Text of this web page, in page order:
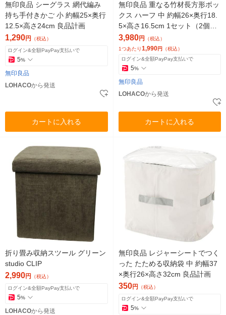
無印良品 シーグラス 網代編み
持ち手付きかご 小 約幅25×奥行
12.5×高さ24cm 良品計画
1,290円 （税込）
ログイン&全額PayPay支払いで
5%
無印良品
LOHACOから発送
カートに入れる
無印良品 重なる竹材長方形ボッ
クス ハーフ 中 約幅26×奥行18.
5×高さ16.5cm 1セット（2個）
良品計画
3,980円
（税込）
1つあたり1,990円 （税込）
ログイン&全額PayPay支払いで
5%
無印良品
LOHACOから発送
カートに入れる
折り畳み収納スツール グリーン
studio CLIP
2,990円 （税込）
ログイン&全額PayPay支払いで
5%
LOHACOから発送
無印良品 レジャーシートでつく
った たためる収納袋 中 約幅37
×奥行26×高さ32cm 良品計画
350円 （税込）
ログイン&全額PayPay支払いで
5%